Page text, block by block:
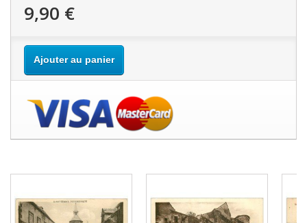
9,90 €
Ajouter au panier